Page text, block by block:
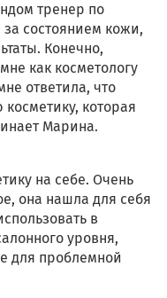
тренер по
состоянием кожи,
Конечно,
как косметологу
ответила, что
которая
Марина.
на себе. Очень
она нашла для себя
в
уровня,
для проблемной